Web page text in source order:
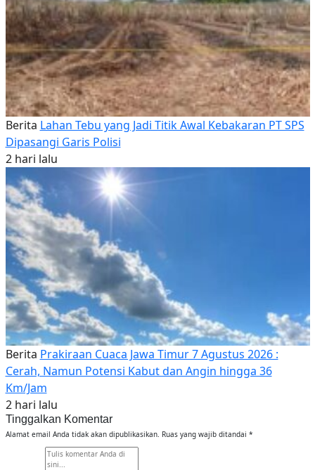
Berita Lahan Tebu yang Jadi Titik Awal Kebakaran PT SPS
Dipasangi Garis Polisi
2 hari lalu
Berita Prakiraan Cuaca Jawa Timur 7 Agustus 2026 :
Cerah, Namun Potensi Kabut dan Angin hingga 36
Km/Jam
2 hari lalu
Tinggalkan Komentar
Alamat email Anda tidak akan dipublikasikan. Ruas yang wajib ditandai *